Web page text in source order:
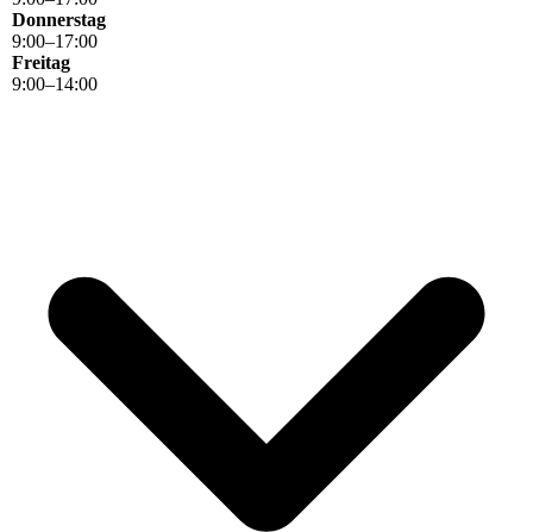
Donnerstag
9:00–17:00
Freitag
9:00–14:00